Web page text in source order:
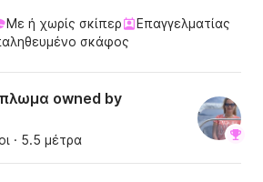
Με ή χωρίς σκίπερ
Επαγγελματίας
σκάφος
owned by
· 5.5 μέτρα